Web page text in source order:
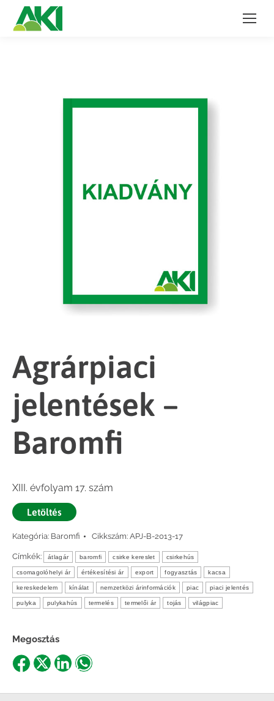
Agrárpiaci
jelentések –
Baromfi
XIII. évfolyam 17. szám
Letöltés
Kategória: Baromfi Cikkszám: APJ-B-2013-17
Címkék: átlagár baromfi csirke kereslet csirkehús
csomagolóhelyi ár értékesítési ár export fogyasztás kacsa
kereskedelem kínálat nemzetközi árinformációk piac piaci jelentés
pulyka pulykahús termelés termelői ár tojás világpiac
Megosztás
ShareShareShareShare